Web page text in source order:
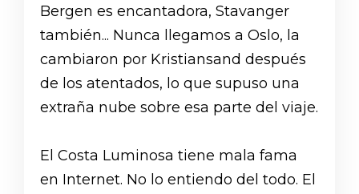
Bergen es encantadora, Stavanger
también... Nunca llegamos a Oslo, la
cambiaron por Kristiansand después
de los atentados, lo que supuso una
extraña nube sobre esa parte del viaje.
El Costa Luminosa tiene mala fama
en Internet. No lo entiendo del todo. El